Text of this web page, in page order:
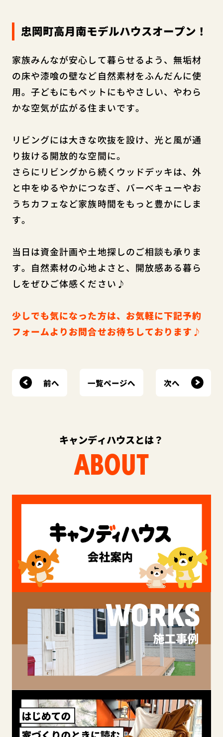
忠岡町高月南モデルハウスオープン！
家族みんなが安心して暮らせるよう、無垢材
の床や漆喰の壁など自然素材をふんだんに使
用。子どもにもペットにもやさしい、やわら
かな空気が広がる住まいです。
リビングには大きな吹抜を設け、光と風が通
り抜ける開放的な空間に。
さらにリビングから続くウッドデッキは、外
と中をゆるやかにつなぎ、バーベキューやお
うちカフェなど家族時間をもっと豊かにしま
す。
当日は資金計画や土地探しのご相談も承りま
す。自然素材の心地よさと、開放感ある暮ら
しをぜひご体感ください♪
少しでも気になった方は、お気軽に下記予約
フォームよりお問合せお待ちしております♪
前へ 一覧ページへ 次へ
キャンディハウスとは？
ABOUT